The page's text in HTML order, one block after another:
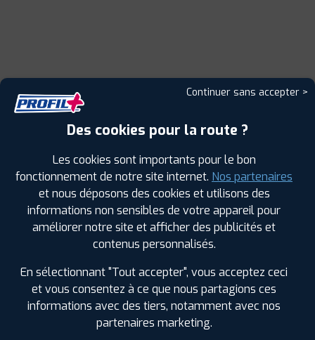
Mapbox ©
PROFIL PLUSVALOGNES
ZA D'ARMANVILLE ROUTE HUE DE CALIGNY
2
Continuer sans accepter >
Des cookies pour la route ?
Les cookies sont importants pour le bon
fonctionnement de notre site internet. Nos partenaires
et nous déposons des cookies et utilisons des
informations non sensibles de votre appareil pour
améliorer notre site et afficher des publicités et
contenus personnalisés.
En sélectionnant "Tout accepter", vous acceptez ceci
et vous consentez à ce que nous partagions ces
informations avec des tiers, notamment avec nos
partenaires marketing.